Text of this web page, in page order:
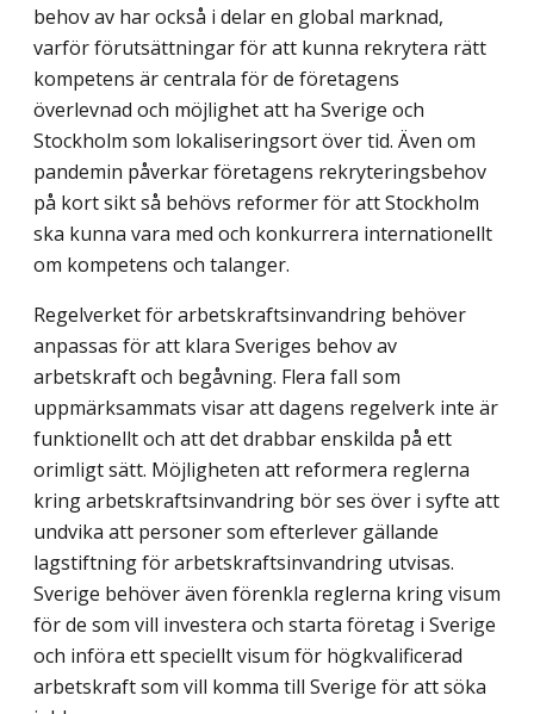
behov av har också i delar en global marknad,
varför förutsättningar för att kunna rekrytera rätt
kompetens är centrala för de företagens
överlevnad och möjlighet att ha Sverige och
Stockholm som lokaliseringsort över tid. Även om
pandemin påverkar företagens rekryteringsbehov
på kort sikt så behövs reformer för att Stockholm
ska kunna vara med och konkurrera internationellt
om kompetens och talanger.
Regelverket för arbetskraftsinvandring behöver
anpassas för att klara Sveriges behov av
arbetskraft och begåvning. Flera fall som
uppmärksammats visar att dagens regelverk inte är
funktionellt och att det drabbar enskilda på ett
orimligt sätt. Möjligheten att reformera reglerna
kring arbetskraftsinvandring bör ses över i syfte att
undvika att personer som efterlever gällande
lagstiftning för arbetskraftsinvandring utvisas.
Sverige behöver även förenkla reglerna kring visum
för de som vill investera och starta företag i Sverige
och införa ett speciellt visum för högkvalificerad
arbetskraft som vill komma till Sverige för att söka